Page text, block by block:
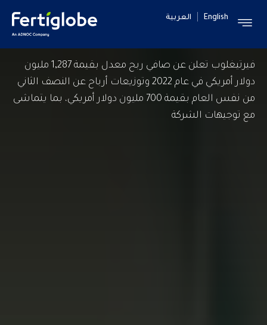
English العربية
فيرتيغلوب تعلن عن صافي ربح معدل بقيمة 1,287 مليون
دولار أمريكي في عام 2022 وتوزيعات أرباح عن النصف الثاني
من نفس العام بقيمة 700 مليون دولار أمريكي، بما يتماشى
مع توجيهات الشركة